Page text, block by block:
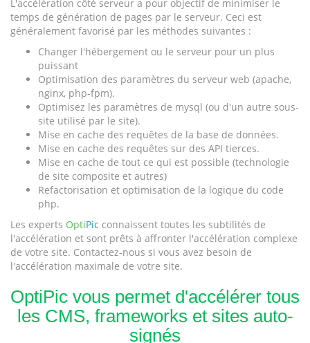
L'accélération côté serveur a pour objectif de minimiser le
temps de génération de pages par le serveur. Ceci est
généralement favorisé par les méthodes suivantes :
Changer l'hébergement ou le serveur pour un plus
puissant
Optimisation des paramètres du serveur web (apache,
nginx, php-fpm).
Optimisez les paramètres de mysql (ou d'un autre sous-
site utilisé par le site).
Mise en cache des requêtes de la base de données.
Mise en cache des requêtes sur des API tierces.
Mise en cache de tout ce qui est possible (technologie
de site composite et autres)
Refactorisation et optimisation de la logique du code
php.
Les experts OptiPic connaissent toutes les subtilités de
l'accélération et sont prêts à affronter l'accélération complexe
de votre site. Contactez-nous si vous avez besoin de
l'accélération maximale de votre site.
OptiPic vous permet d'accélérer tous
les CMS, frameworks et sites auto-
signés